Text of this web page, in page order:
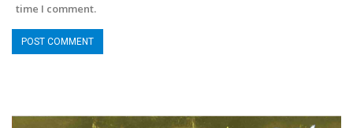
time I comment.